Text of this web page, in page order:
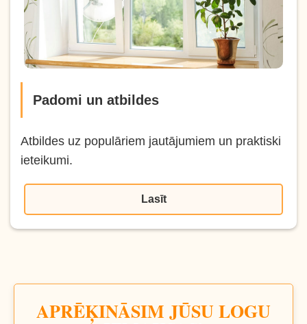
Padomi un atbildes
Atbildes uz populāriem jautājumiem un praktiski
ieteikumi.
Lasīt
APRĒĶINĀSIM JŪSU LOGU